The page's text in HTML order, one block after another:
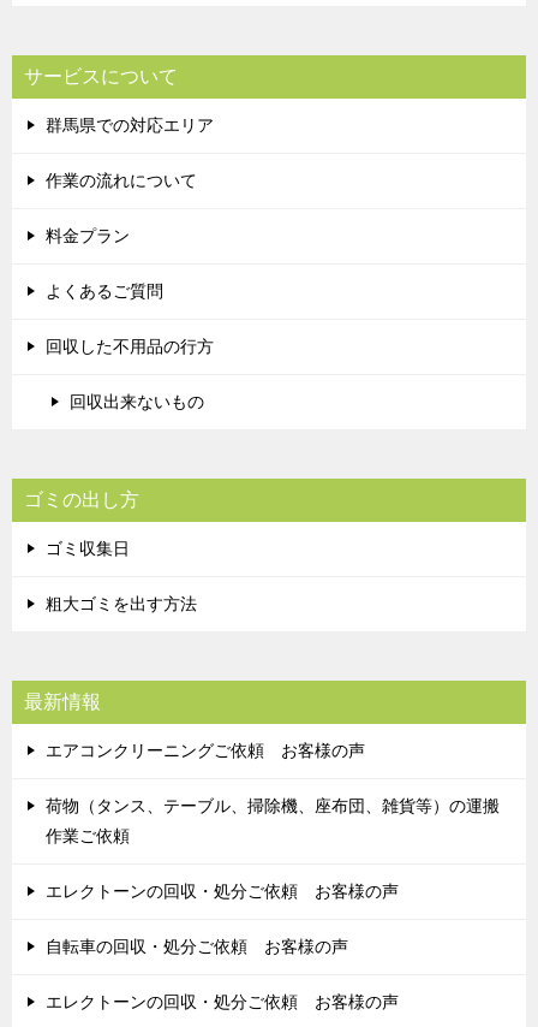
サービスについて
群馬県での対応エリア
作業の流れについて
料金プラン
よくあるご質問
回収した不用品の行方
回収出来ないもの
ゴミの出し方
ゴミ収集日
粗大ゴミを出す方法
最新情報
エアコンクリーニングご依頼 お客様の声
荷物（タンス、テーブル、掃除機、座布団、雑貨等）の運搬
作業ご依頼
エレクトーンの回収・処分ご依頼 お客様の声
自転車の回収・処分ご依頼 お客様の声
エレクトーンの回収・処分ご依頼 お客様の声